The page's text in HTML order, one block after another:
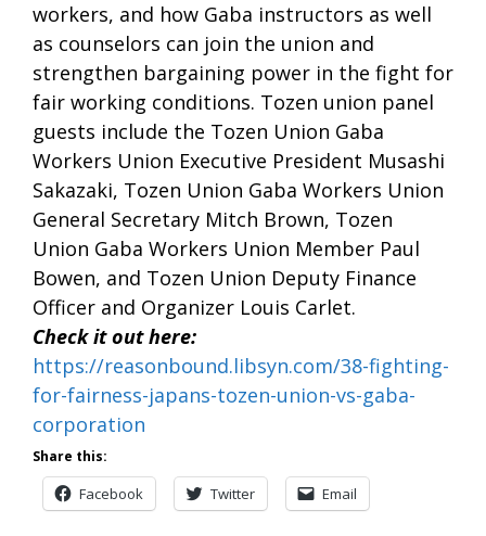
workers, and how Gaba instructors as well
as counselors can join the union and
strengthen bargaining power in the fight for
fair working conditions. Tozen union panel
guests include the Tozen Union Gaba
Workers Union Executive President Musashi
Sakazaki, Tozen Union Gaba Workers Union
General Secretary Mitch Brown, Tozen
Union Gaba Workers Union Member Paul
Bowen, and Tozen Union Deputy Finance
Officer and Organizer Louis Carlet.
Check it out here:
https://reasonbound.libsyn.com/38-fighting-
for-fairness-japans-tozen-union-vs-gaba-
corporation
Share this:
Facebook Twitter Email